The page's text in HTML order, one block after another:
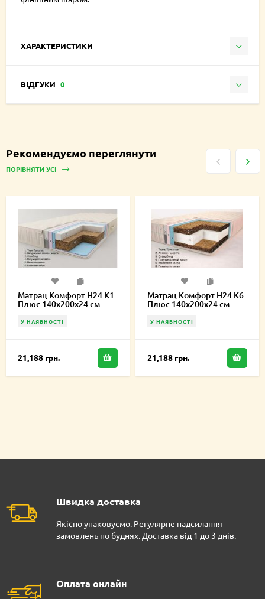
ХАРАКТЕРИСТИКИ
ВІДГУКИ 0
Рекомендуємо переглянути
ПОРІВНЯТИ УСІ
Матрац Комфорт H24 K1
Плюс 140х200х24 см
У НАЯВНОСТІ
21,188 грн.
Матрац Комфорт H24 К6
Плюс 140х200х24 см
У НАЯВНОСТІ
21,188 грн.
Швидка доставка
Якісно упаковуємо. Регулярне надсилання
замовлень по буднях. Доставка від 1 до 3 днів.
Оплата онлайн